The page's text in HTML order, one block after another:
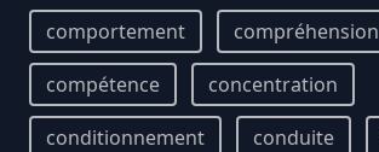
comportement
compréhension
compétence
concentration
conditionnement
conduite